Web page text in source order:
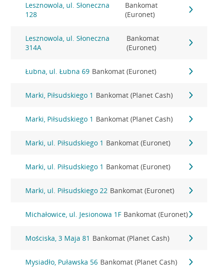
Lesznowola, ul. Słoneczna
128
Bankomat
(Euronet)
Lesznowola, ul. Słoneczna
314A
Bankomat
(Euronet)
Łubna, ul. Łubna 69 Bankomat (Euronet)
Marki, Piłsudskiego 1 Bankomat (Planet Cash)
Marki, Piłsudskiego 1 Bankomat (Planet Cash)
Marki, ul. Piłsudskiego 1 Bankomat (Euronet)
Marki, ul. Piłsudskiego 1 Bankomat (Euronet)
Marki, ul. Piłsudskiego 22 Bankomat (Euronet)
Michałowice, ul. Jesionowa 1F Bankomat (Euronet)
Mościska, 3 Maja 81 Bankomat (Planet Cash)
Mysiadło, Puławska 56 Bankomat (Planet Cash)